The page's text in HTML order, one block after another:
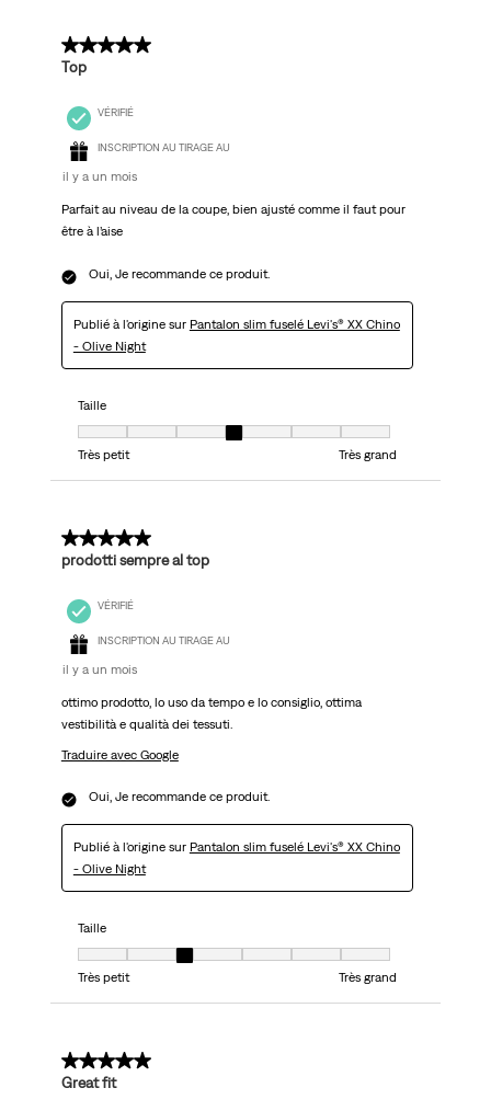
5 sur 5 étoiles.
Top
VÉRIFIÉ
INSCRIPTION AU TIRAGE AU
il y a un mois
Parfait au niveau de la coupe, bien ajusté comme il faut pour
être à l’aise
Oui, Je recommande ce produit.
Publié à l'origine sur Pantalon slim fuselé Levi's® XX Chino
- Olive Night
Taille
Taille, 4 sur 7, où 1 est égal à Très petit et 7 est égal à Très grand
Très petit
Très grand
5 sur 5 étoiles.
prodotti sempre al top
VÉRIFIÉ
INSCRIPTION AU TIRAGE AU
il y a un mois
ottimo prodotto, lo uso da tempo e lo consiglio, ottima
vestibilità e qualità dei tessuti.
Traduire avec Google
Oui, Je recommande ce produit.
Publié à l'origine sur Pantalon slim fuselé Levi's® XX Chino
- Olive Night
Taille
Taille, 3 sur 7, où 1 est égal à Très petit et 7 est égal à Très grand
Très petit
Très grand
5 sur 5 étoiles.
Great fit